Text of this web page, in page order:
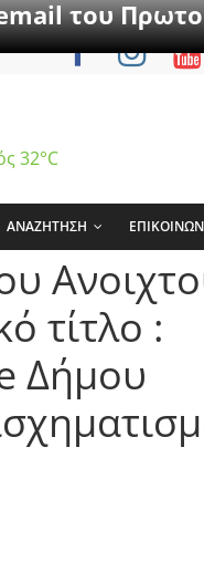
email του
32°C
ΑΝΑΖΗΤΗΣΗ
τίτλο :
Δήμου